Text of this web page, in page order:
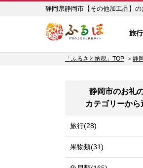
旅
「ふるさと納税」TOP 静
静岡市のお礼
カテゴリーから
旅行(28)
果物類(31)